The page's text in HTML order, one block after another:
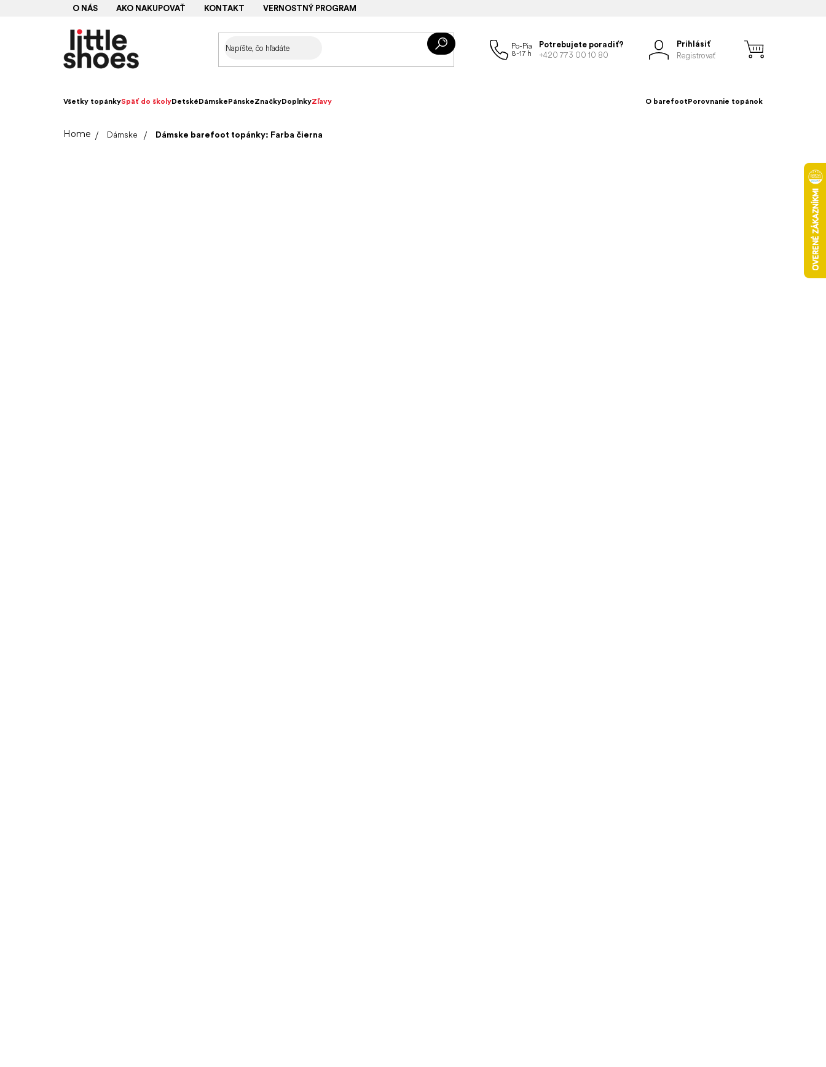
O NÁS AKO NAKUPOVAŤ KONTAKT VERNOSTNÝ PROGRAM
Potrebujete poradiť?
+420 773 00 10 80
Prihlásiť
Registrovať
Všetky topánkySpäť do školyDetskéDámskePánskeZnačkyDoplnkyZľavy O barefootPorovnanie topánok
DomovDámske Dámske barefoot topánky: Farba čierna